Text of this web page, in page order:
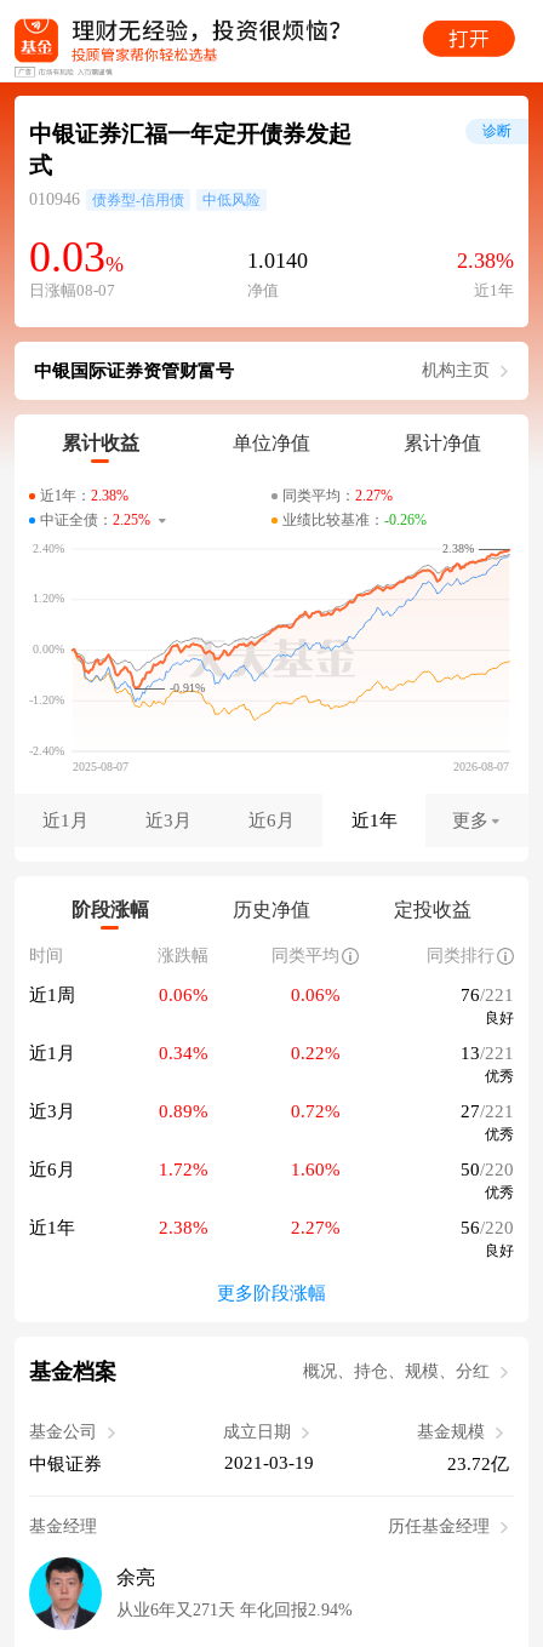
中银证券汇福一年定开债券发起
式
010946 债券型-信用债 中低风险
0.03%
日涨幅08-07
1.0140
净值
2.38%
近1年
诊断
中银国际证券资管财富号 机构主页
累计收益 单位净值 累计净值
近1年： 2.38% 同类平均： 2.27%
中证全债： 2.25% 业绩比较基准： -0.26%
-0.91%
2.38%
近1月 近3月 近6月 近1年 更多
阶段涨幅 历史净值 定投收益
时间 涨跌幅 同类平均 同类排行
近1周 0.06% 0.06% 76/221
良好
近1月 0.34% 0.22% 13/221
优秀
近3月 0.89% 0.72% 27/221
优秀
近6月 1.72% 1.60% 50/220
优秀
近1年 2.38% 2.27% 56/220
良好
更多阶段涨幅
基金档案 概况、持仓、规模、分红
基金公司
中银证券
成立日期
2021-03-19
基金规模
23.72亿
基金经理 历任基金经理
余亮
从业6年又271天 年化回报2.94%